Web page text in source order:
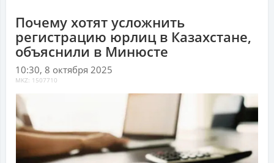
Почему хотят усложнить
регистрацию юрлиц в Казахстане,
объяснили в Минюсте
10:30, 8 октября 2025
MKZ: 1507710